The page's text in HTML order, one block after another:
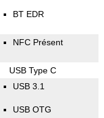
BT EDR
NFC Présent
USB Type C
USB 3.1
USB OTG